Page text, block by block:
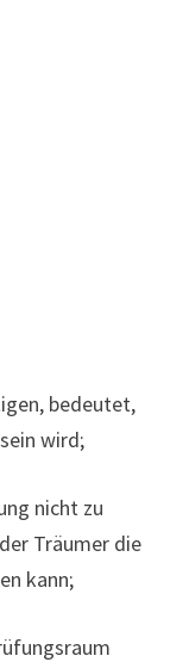
bedeutet,
wird;
nicht zu
Träumer die
kann;